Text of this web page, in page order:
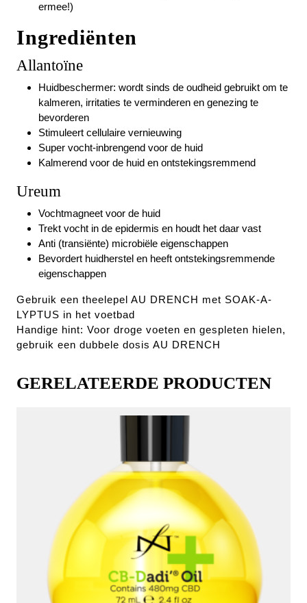
ermee!)
Ingrediënten
Allantoïne
Huidbeschermer: wordt sinds de oudheid gebruikt om te
kalmeren, irritaties te verminderen en genezing te
bevorderen
Stimuleert cellulaire vernieuwing
Super vocht-inbrengend voor de huid
Kalmerend voor de huid en ontstekingsremmend
Ureum
Vochtmagneet voor de huid
Trekt vocht in de epidermis en houdt het daar vast
Anti (transiënte) microbiële eigenschappen
Bevordert huidherstel en heeft ontstekingsremmende
eigenschappen
Gebruik een theelepel AU DRENCH met SOAK-A-
LYPTUS in het voetbad
Handige hint: Voor droge voeten en gespleten hielen,
gebruik een dubbele dosis AU DRENCH
GERELATEERDE PRODUCTEN